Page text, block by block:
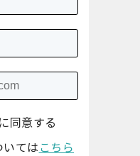
同意する
ては こちら